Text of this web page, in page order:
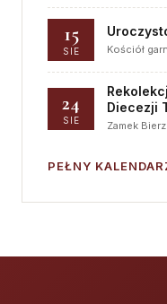
15
SIE Kościół
24
SIE
Diecezji
Zamek
PEŁNY